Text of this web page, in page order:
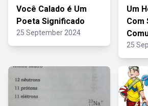
Você Calado é Um
Poeta Significado
25 September 2024
Um
Com
25